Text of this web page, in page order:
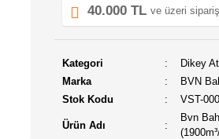
40.000 TL ve üzeri
Kategori
Dikey
Marka
BVN
Stok Kodu
VST-
Ürün Adı
Bvn